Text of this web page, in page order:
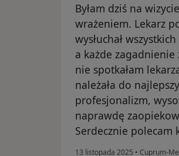
Byłam dziś na
wrażeniem. Lekarz
wysłuchał
a każde
nie spotkałam
należała do
profesjonalizm,
naprawdę
Serdecznie polecam
13 listopada 2025 • Cuprum-